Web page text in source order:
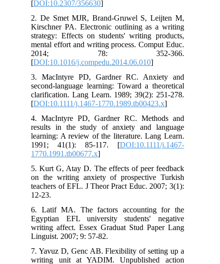
[DOI:10.2307/356630
2. De Smet MJR, Brand-Gruwel S, Leijten M,
Kirschner PA. Electronic outlining as a writing
strategy: Effects on students' writing products,
mental effort and writing process. Comput Educ.
2014; 78: 352-366.
[DOI:10.1016/j.compedu.2014.06.010
3. MacIntyre PD, Gardner RC. Anxiety and
second-language learning: Toward a theoretical
clarification. Lang Learn. 1989; 39(2): 251-278.
[DOI:10.1111/j.1467-1770.1989.tb00423.x
4. MacIntyre PD, Gardner RC. Methods and
results in the study of anxiety and language
learning: A review of the literature. Lang Learn.
1991; 41(1): 85-117. [DOI:10.1111/j.1467-
1770.1991.tb00677.x
5. Kurt G, Atay D. The effects of peer feedback
on the writing anxiety of prospective Turkish
teachers of EFL. J Theor Pract Educ. 2007; 3(1):
12-23.
6. Latif MA. The factors accounting for the
Egyptian EFL university students' negative
writing affect. Essex Graduat Stud Paper Lang
Linguist. 2007; 9: 57-82.
7. Yavuz D, Genc AB. Flexibility of setting up a
writing unit at YADIM. Unpublished action